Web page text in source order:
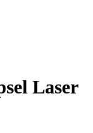
Laser